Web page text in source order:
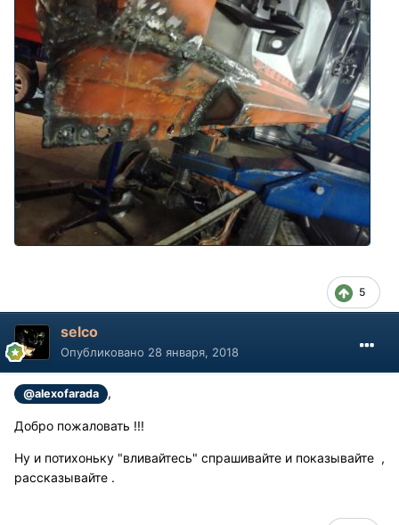
5
selco
Опубликовано 28 января, 2018
@alexofarada ,
Добро пожаловать !!!
Ну и потихоньку "вливайтесь" спрашивайте и показывайте ,
рассказывайте .